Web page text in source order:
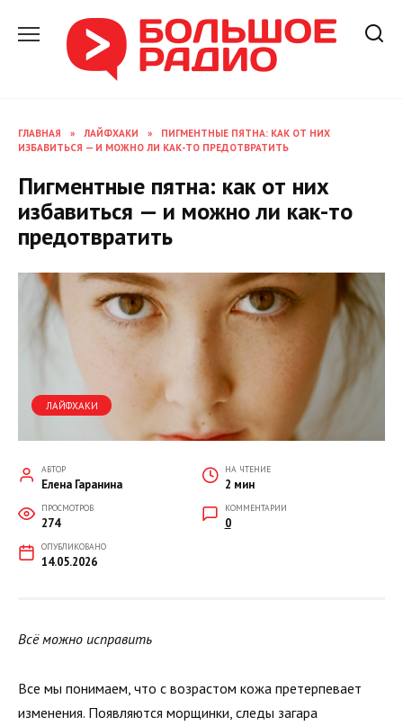
содержанию
ГЛАВНАЯ » ЛАЙФХАКИ »
ПИГМЕНТНЫЕ ПЯТНА: КАК ОТ НИХ
ИЗБАВИТЬСЯ — И МОЖНО ЛИ КАК-ТО ПРЕДОТВРАТИТЬ
Пигментные пятна: как от них
избавиться — и можно ли как-то
предотвратить
ЛАЙФХАКИ
АВТОР
Елена Гаранина
НА ЧТЕНИЕ
2 мин
ПРОСМОТРОВ
274
КОММЕНТАРИИ
0
ОПУБЛИКОВАНО
14.05.2026
Всё можно исправить
Все мы понимаем, что с возрастом кожа претерпевает
изменения. Появляются морщинки, следы загара